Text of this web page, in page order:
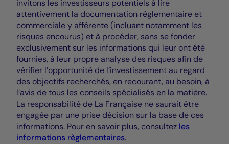
invitons les investisseurs potentiels à lire
attentivement la documentation réglementaire et
commerciale y afférente (incluant notamment les
risques encourus) et à procéder, sans se fonder
exclusivement sur les informations qui leur ont été
fournies, à leur propre analyse des risques afin de
vérifier l’opportunité de l’investissement au regard
des objectifs recherchés, en recourant, au besoin, à
l’avis de tous les conseils spécialisés en la matière.
La responsabilité de La Française ne saurait être
engagée par une prise décision sur la base de ces
informations. Pour en savoir plus, consultez les
informations règlementaires.